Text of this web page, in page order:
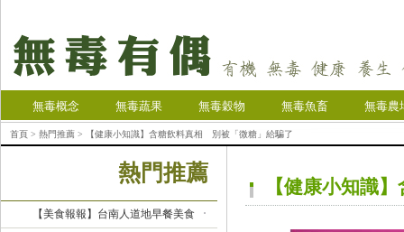
無毒概念 無毒蔬果 無毒穀物 無毒魚畜 無毒農
首頁 > 熱門推薦 > 【健康小知識】含糖飲料真相 別被「微糖」給騙了
熱門推薦
【美食報報】台南人道地早餐美食
【健康小知識